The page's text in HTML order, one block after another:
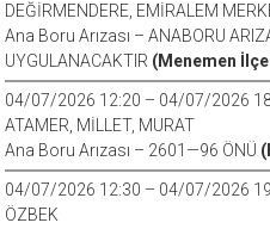
DEĞİRMENDERE, EMİRALEM
Ana Boru Arızası – ANABORU
UYGULANACAKTIR (Menemen
04/07/2026 12:20 – 04/07/2026
ATAMER, MİLLET, MURAT
Ana Boru Arızası – 2601—96 ÖNÜ
04/07/2026 12:30 – 04/07/2026
ÖZBEK